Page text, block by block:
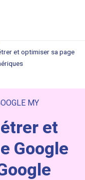
et optimiser sa page
MY
et
Google